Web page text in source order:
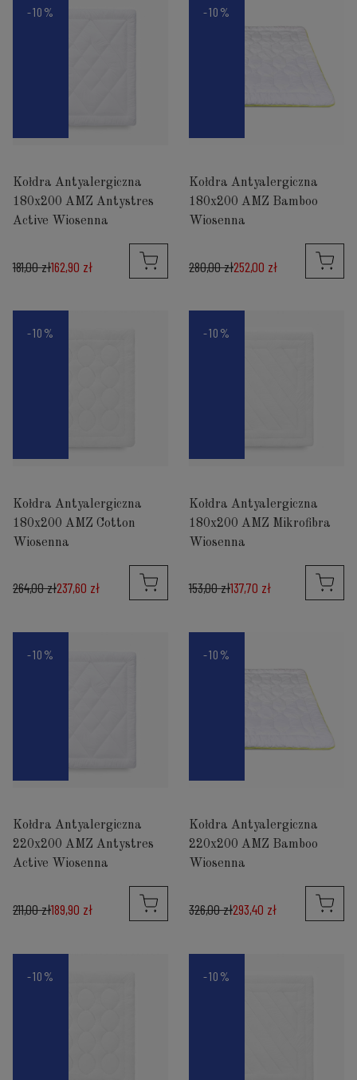
-10%
Kołdra Antyalergiczna
180x200 AMZ Antystres
Active Wiosenna
162,90 zł
181,00 zł
-10%
Kołdra Antyalergiczna
180x200 AMZ Bamboo
Wiosenna
252,00 zł
280,00 zł
-10%
Kołdra Antyalergiczna
180x200 AMZ Cotton
Wiosenna
237,60 zł
264,00 zł
-10%
Kołdra Antyalergiczna
180x200 AMZ Mikrofibra
Wiosenna
137,70 zł
153,00 zł
-10%
Kołdra Antyalergiczna
220x200 AMZ Antystres
Active Wiosenna
189,90 zł
211,00 zł
-10%
Kołdra Antyalergiczna
220x200 AMZ Bamboo
Wiosenna
293,40 zł
326,00 zł
-10% -10%